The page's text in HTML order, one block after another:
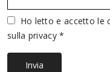
VuotoHo letto e accetto le
sulla privacy *
Invia